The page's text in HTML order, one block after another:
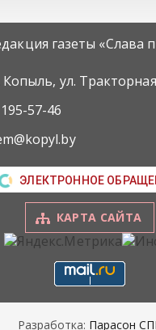
газеты «Слава
Копыль, ул.
57-46
ЭЛЕКТРОННОЕ
КАРТА САЙТА
Разработка: Парасон